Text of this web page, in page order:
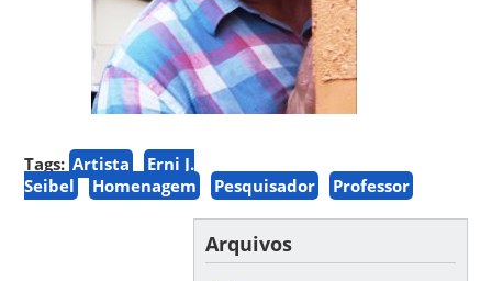
Tags: Artista
Erni J.
Seibel
Homenagem Pesquisador Professor
Arquivos